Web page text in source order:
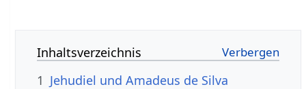
Inhaltsverzeichnis
1 Jehudiel und Amadeus de Silva